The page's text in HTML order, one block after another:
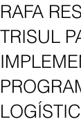
RAFA
TRISUL